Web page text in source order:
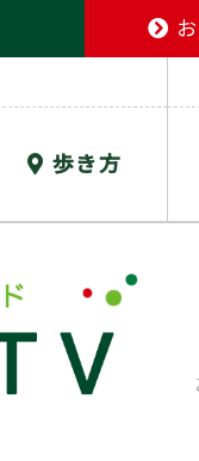
歩き方